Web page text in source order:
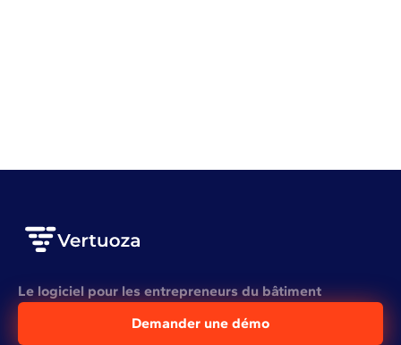
Le logiciel pour les entrepreneurs du bâtiment
Demander une démo